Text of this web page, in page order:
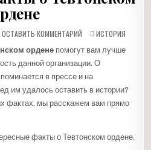
ОСТАВИТЬ КОММЕНТАРИЙ
ИНТЕРЕСНЫЕ
ФАКТЫ
О
ТЕВТОНСКОМ
ОРДЕНЕ
ОПУБЛИКОВАНО
В
ИСТОРИЯ
ордене помогут вам лучше
данной организации. О
в прессе и на
им удалось оставить в истории?
фактах, мы расскажем вам прямо
факты о Тевтонском ордене.